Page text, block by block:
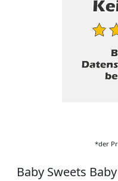
*der
Baby Sweets